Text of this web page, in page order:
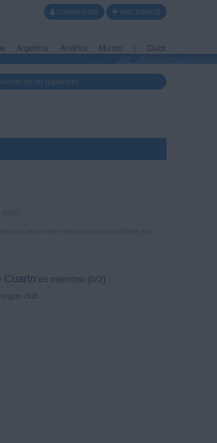
CONNEXION INSCRIBIRSE
Argentina América Mundo Clubs
de los jugadores
serán advertidos cuando modifiques este
Cuarto es miembro (0/2)
club